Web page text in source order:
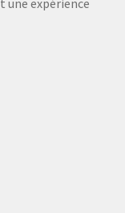
une expérience